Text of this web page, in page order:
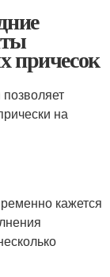
причесок
на
кажется